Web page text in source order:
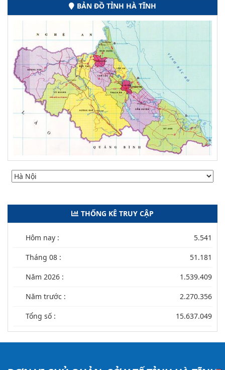
BẢN ĐỒ TỈNH HÀ TĨNH
THỐNG KÊ TRUY CẬP
Hôm nay : 5.541
Tháng 08 : 51.181
Năm 2026 : 1.539.409
Năm trước : 2.270.356
Tổng số : 15.637.049